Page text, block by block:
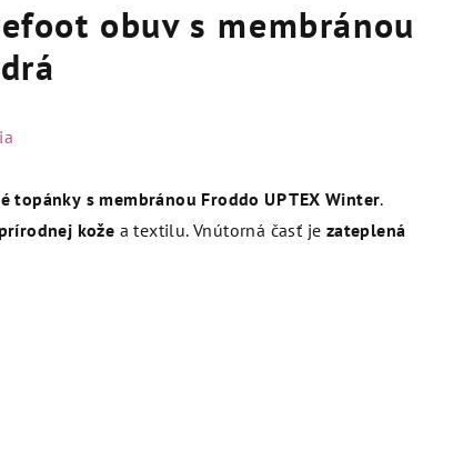
obuv s membránou
topánky s membránou Froddo UP TEX Winter.
kože a textilu. Vnútorná časť je zateplená